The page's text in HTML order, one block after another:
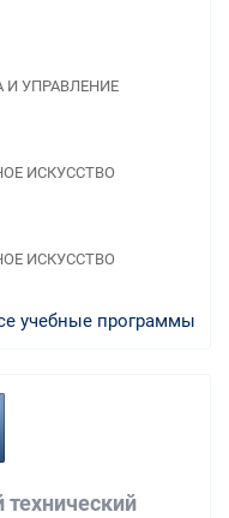
И УПРАВЛЕНИЕ
ИСКУССТВО
ИСКУССТВО
учебные программы